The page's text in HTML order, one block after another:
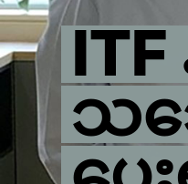
သင်္